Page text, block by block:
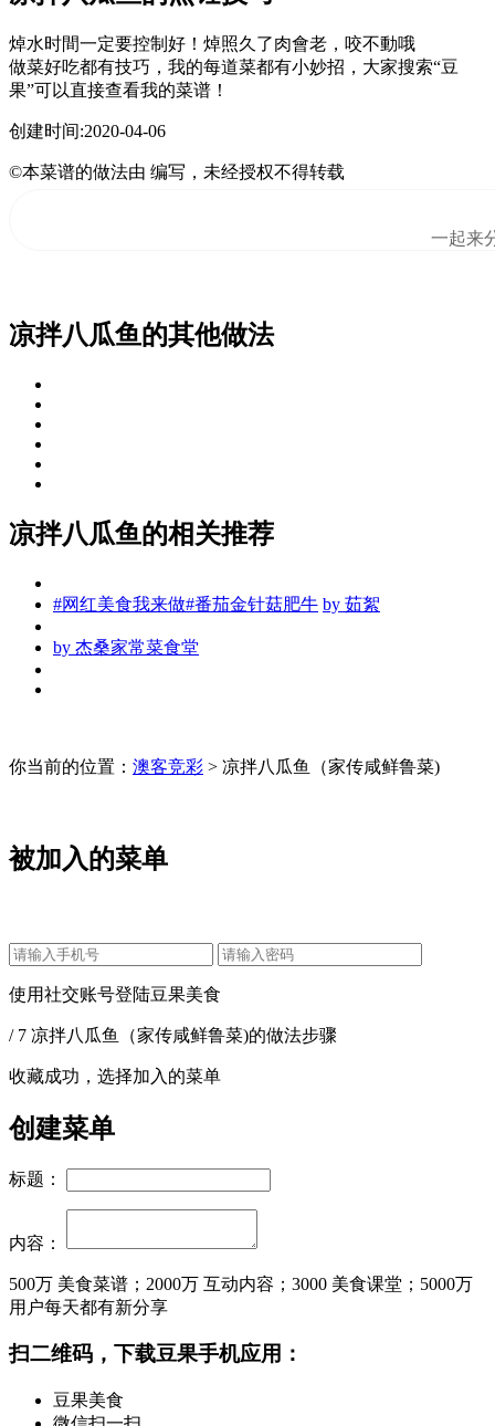
焯水时間一定要控制好！焯照久了肉會老，咬不動哦
做菜好吃都有技巧，我的每道菜都有小妙招，大家搜索“豆
果”可以直接查看我的菜谱！
创建时间:2020-04-06
©本菜谱的做法由 编写，未经授权不得转载
一起来
凉拌八瓜鱼的其他做法
凉拌八瓜鱼的相关推荐
#网红美食我来做#番茄金针菇肥牛 by 茹絮
by 杰桑家常菜食堂
你当前的位置： 澳客竞彩 > 凉拌八瓜鱼（家传咸鲜鲁菜)
被加入的菜单
使用社交账号登陆豆果美食
/ 7 凉拌八瓜鱼（家传咸鲜鲁菜)的做法步骤
收藏成功，选择加入的菜单
创建菜单
标题：
内容：
500万 美食菜谱； 2000万 互动内容； 3000 美食课堂； 5000万
用户每天都有新分享
扫二维码，下载豆果手机应用：
豆果美食